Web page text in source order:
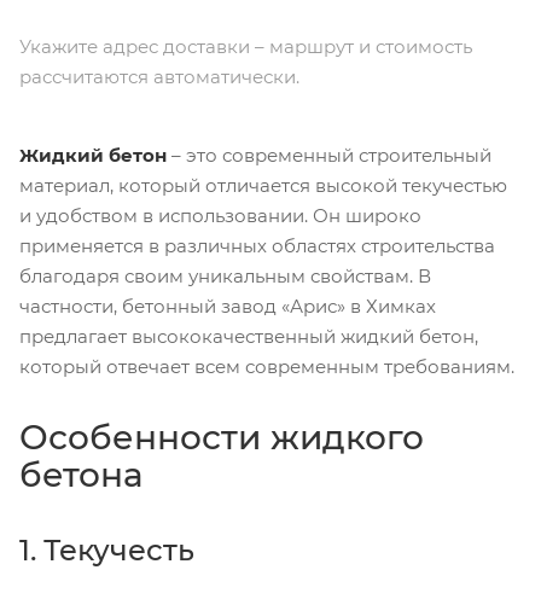
Укажите адрес доставки – маршрут и стоимость
рассчитаются автоматически.
Жидкий бетон – это современный строительный
материал, который отличается высокой текучестью
и удобством в использовании. Он широко
применяется в различных областях строительства
благодаря своим уникальным свойствам. В
частности, бетонный завод «Арис» в Химках
предлагает высококачественный жидкий бетон,
который отвечает всем современным требованиям.
Особенности жидкого
бетона
1. Текучесть